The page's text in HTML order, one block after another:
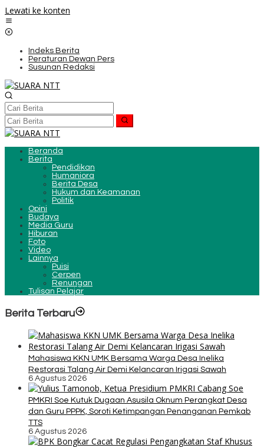
Lewati ke konten
Indeks Berita
Peraturan Dewan Pers
Susunan Redaksi
Beranda
Berita
Pendidikan
Humaniora
Berita Desa
Hukum dan Keamanan
Politik
Opini
Budaya
Media Guru
Hiburan
Foto
Video
Lainnya
Puisi
Cerpen
Renungan
Tulisan Pelajar
Berita Terbaru
Mahasiswa KKN UMK Bersama Warga Desa Inelika
Restorasi Talang Air Demi Kelancaran Irigasi Sawah
6 Agustus 2026
PMKRI Soe Kutuk Dugaan Asusila Oknum Perangkat Desa
dan Guru PPPK, Soroti Ketimpangan Penanganan Pemkab
TTS
6 Agustus 2026